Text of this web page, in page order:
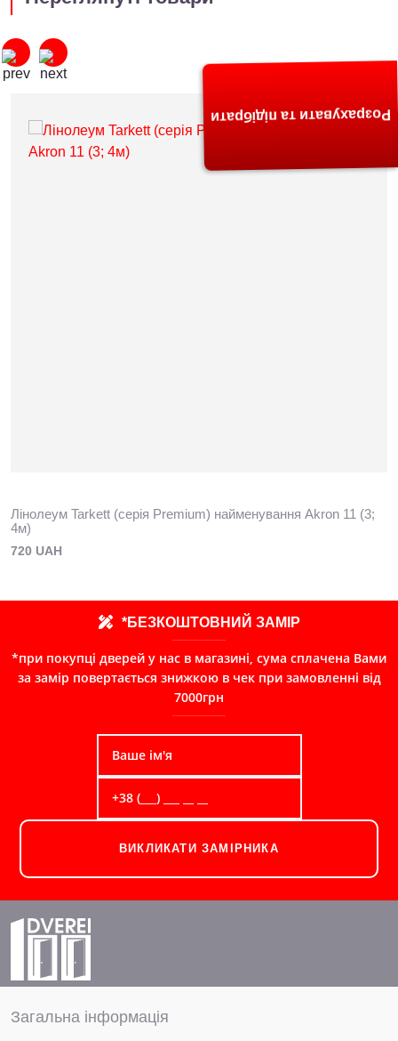
Лінолеум Tarkett (серія Premium) найменування Akron 11 (3;
4м)
720 UAH
*БЕЗКОШТОВНИЙ ЗАМІР
*при покупці дверей у нас в магазині, сума сплачена Вами
за замір повертається знижкою в чек при замовленні від
7000грн
ВИКЛИКАТИ ЗАМІРНИКА
Загальна інформація
Розрахувати та підібрати